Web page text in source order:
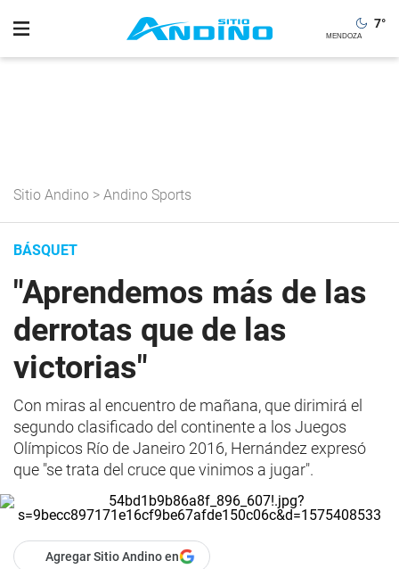
7°
Sitio Andino > Andino Sports
BÁSQUET
"Aprendemos más de las
derrotas que de las
victorias"
Con miras al encuentro de mañana, que dirimirá el
segundo clasificado del continente a los Juegos
Olímpicos Río de Janeiro 2016, Hernández expresó
que "se trata del cruce que vinimos a jugar".
Agregar Sitio Andino en